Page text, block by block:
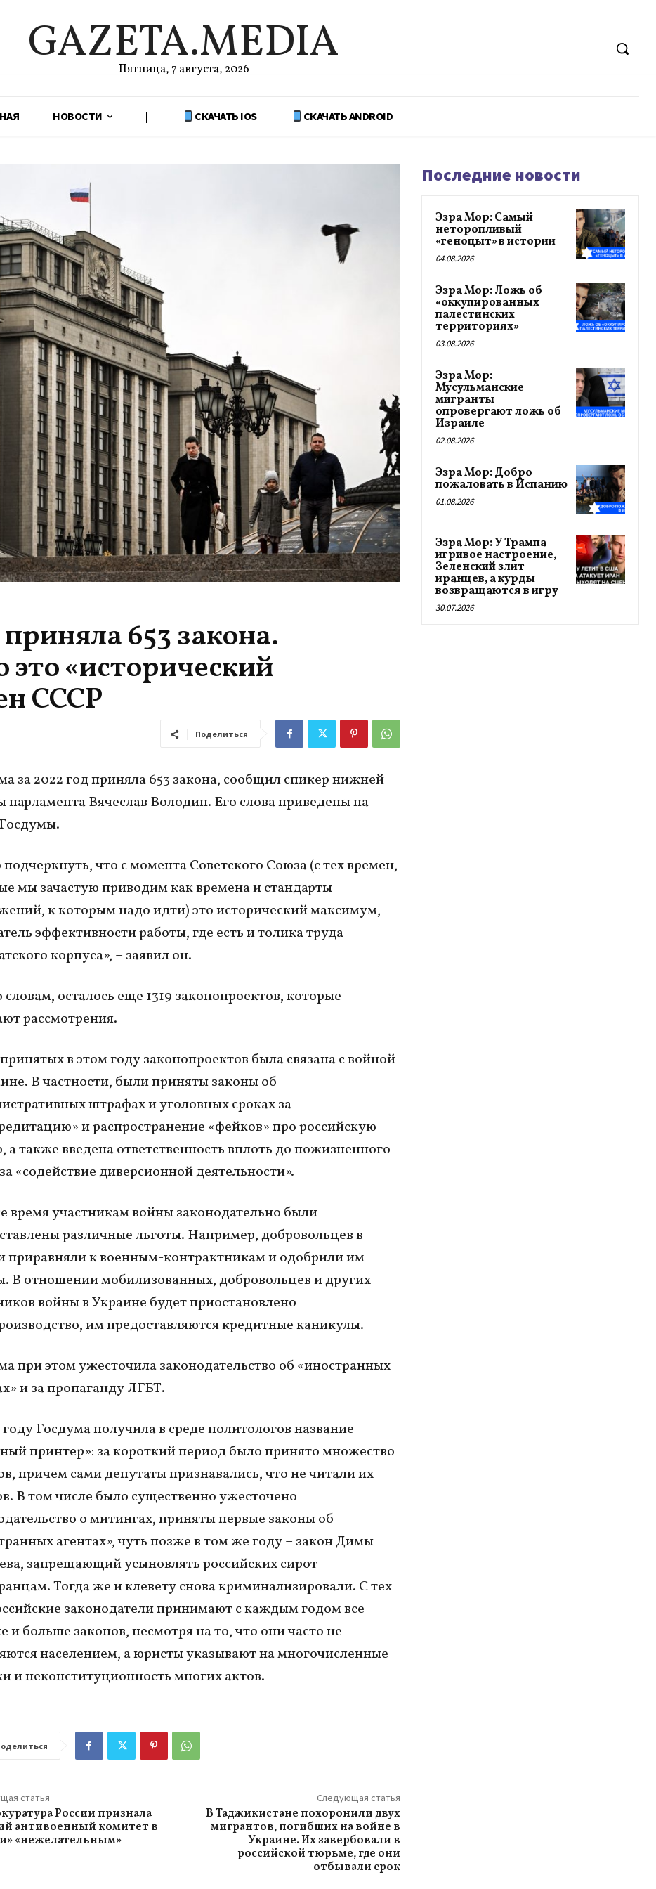
GAZETA.MEDIA
Пятница, 7 августа, 2026
НОВОСТИ | СКАЧАТЬ IOS СКАЧАТЬ ANDROID
653 закона.
«исторический
СССР
Поделиться
за 2022 год приняла 653 закона, сообщил спикер нижней
парламента Вячеслав Володин. Его слова приведены на
что с момента Советского Союза (с тех времен,
мы зачастую приводим как времена и стандарты
к которым надо идти) это исторический максимум,
эффективности работы, где есть и толика труда
корпуса», – заявил он.
словам, осталось еще 1319 законопроектов, которые
рассмотрения.
в этом году законопроектов была связана с войной
В частности, были приняты законы об
штрафах и уголовных сроках за
и распространение «фейков» про российскую
а также введена ответственность вплоть до пожизненного
«содействие диверсионной деятельности».
время участникам войны законодательно были
различные льготы. Например, добровольцев в
приравняли к военным-контрактникам и одобрили им
В отношении мобилизованных, добровольцев и других
войны в Украине будет приостановлено
им предоставляются кредитные каникулы.
при этом ужесточила законодательство об «иностранных
и за пропаганду ЛГБТ.
году Госдума получила в среде политологов название
принтер»: за короткий период было принято множество
причем сами депутаты признавались, что не читали их
В том числе было существенно ужесточено
о митингах, приняты первые законы об
агентах», чуть позже в том же году – закон Димы
запрещающий усыновлять российских сирот
Тогда же и клевету снова криминализировали. С тех
законодатели принимают с каждым годом все
и больше законов, несмотря на то, что они часто не
населением, а юристы указывают на многочисленные
и неконституционность многих актов.
статья
России признала
антивоенный комитет в
«нежелательным»
Следующая статья
В Таджикистане похоронили двух
мигрантов, погибших на войне в
Украине. Их завербовали в
российской тюрьме, где они
отбывали срок
Последние новости
Эзра Мор: Самый
неторопливый
«геноцыт» в истории
04.08.2026
Эзра Мор: Ложь об
«оккупированных
палестинских
территориях»
03.08.2026
Эзра Мор:
Мусульманские
мигранты
опровергают ложь об
Израиле
02.08.2026
Эзра Мор: Добро
пожаловать в Испанию
01.08.2026
Эзра Мор: У Трампа
игривое настроение,
Зеленский злит
иранцев, а курды
возвращаются в игру
30.07.2026